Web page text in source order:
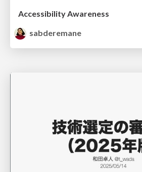
Accessibility Awareness
sabderemane